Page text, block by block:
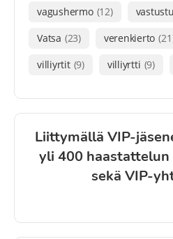
vagushermo (12)
Vatsa (23) verenkierto
villiyrtit (9) villiyrtti (9)
Liittymällä VIP-
yli 400
sekä VIP-